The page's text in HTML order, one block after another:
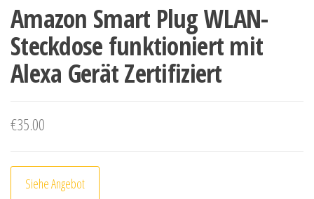
Amazon Smart Plug WLAN-
Steckdose funktioniert mit
Alexa Gerät Zertifiziert
€35.00
Siehe Angebot